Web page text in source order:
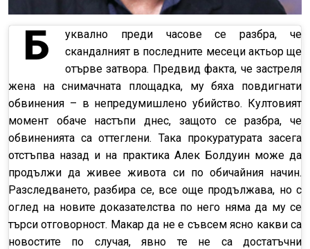
Б
уквално преди часове се разбра, че
скандалният в последните месеци актьор ще
отърве затвора. Предвид факта, че застреля
жена на снимачната площадка, му бяха повдигнати
обвинения – в непредумишлено убийство. Култовият
момент обаче настъпи днес, защото се разбра, че
обвиненията са оттеглени. Така прокуратурата засега
отстъпва назад и на практика Алек Болдуин може да
продължи да живее живота си по обичайния начин.
Разследването, разбира се, все още продължава, но с
оглед на новите доказателства по него няма да му се
търси отговорност. Макар да не е съвсем ясно какви са
новостите по случая, явно те не са достатъчни